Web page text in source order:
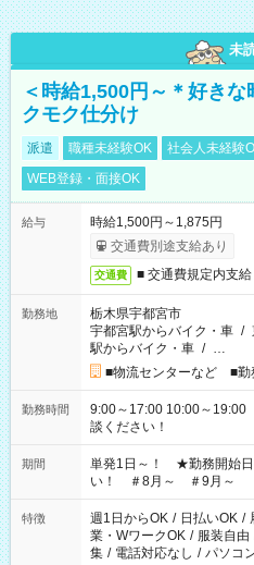
未
＜時給1,500円～＊好き
クモク仕分け
派遣 職種未経験OK 社会人未経験
WEB登録・面接OK
給与
時給1,500円～1,875円
交通費別途支給あり
交通費 ■ 交通費規定内支
勤務地
栃木県宇都宮市
宇都宮駅からバイク・車 /
駅からバイク・車 / …
■物流センターなど ■勤
勤務時間
9:00～17:00 10:00～19:00 など ■ 他の時間帯もお
談ください！
期間
単発1日～！ ★勤務開始日
い！ ＃8月～ ＃9月～
特徴 週1日からOK / 日払いOK /
業・WワークOK / 服装自由
集 / 電話対応なし / パソコ